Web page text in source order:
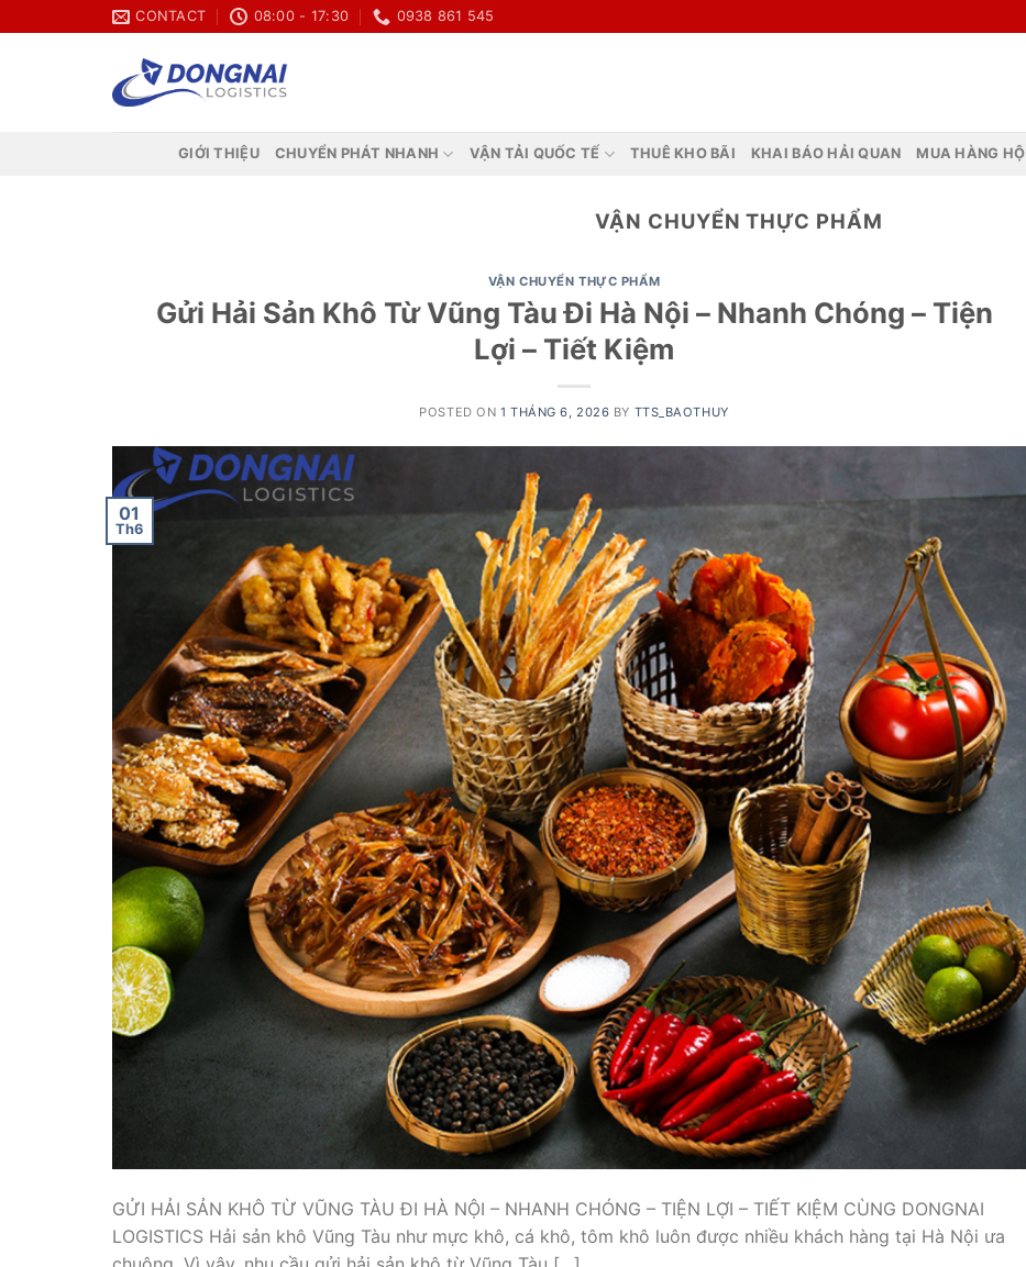
to
CONTACT 08:00 - 17:30 0938 861 545
GIỚI THIỆU CHUYỂN PHÁT NHANH VẬN TẢI QUỐC TẾ THUÊ KHO BÃI KHAI BÁO HẢI QUAN MUA HÀNG HỘ
VẬN CHUYỂN THỰC PHẨM
VẬN CHUYỂN THỰC PHẨM
Gửi Hải Sản Khô Từ Vũng Tàu Đi Hà Nội – Nhanh Chóng – Tiện
Lợi – Tiết Kiệm
POSTED ON 1 THÁNG 6, 2026 BY TTS_BAOTHUY
01
Th6
GỬI HẢI SẢN KHÔ TỪ VŨNG TÀU ĐI HÀ NỘI – NHANH CHÓNG – TIỆN LỢI – TIẾT KIỆM CÙNG DONGNAI
LOGISTICS Hải sản khô Vũng Tàu như mực khô, cá khô, tôm khô luôn được nhiều khách hàng tại Hà Nội ưa